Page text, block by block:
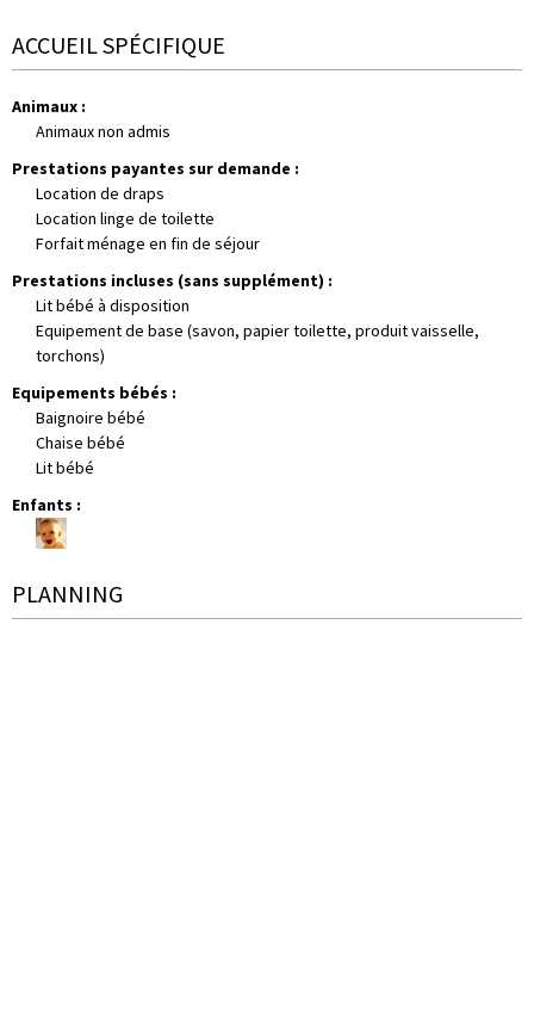
ACCUEIL SPÉCIFIQUE
Animaux :
Animaux non admis
Prestations payantes sur demande :
Location de draps
Location linge de toilette
Forfait ménage en fin de séjour
Prestations incluses (sans supplément) :
Lit bébé à disposition
Equipement de base (savon, papier toilette, produit vaisselle,
torchons)
Equipements bébés :
Baignoire bébé
Chaise bébé
Lit bébé
Enfants :
PLANNING